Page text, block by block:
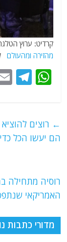
קרדיט: ערוץ
מהזירה ומהעולם
W
s
A
T
g
ra
← רוצים
הם יעשו הכל
האמריקאי
מדורי כתבות